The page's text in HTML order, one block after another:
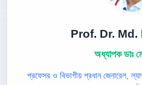
Prof. Dr.
অধ্যাপক ডাঃ
প্রফেসর ও বিভাগীয় প্রধান জেনারেল,